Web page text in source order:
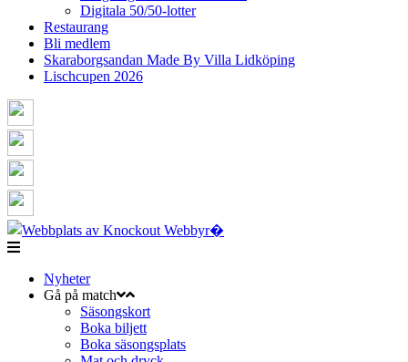
Digitala 50/50-lotter
Restaurang
Bli medlem
Skaraborgsandan Made By Villa Lidköping
Lischcupen 2026
Nyheter
Gå på match
Säsongskort
Boka biljett
Boka säsongsplats